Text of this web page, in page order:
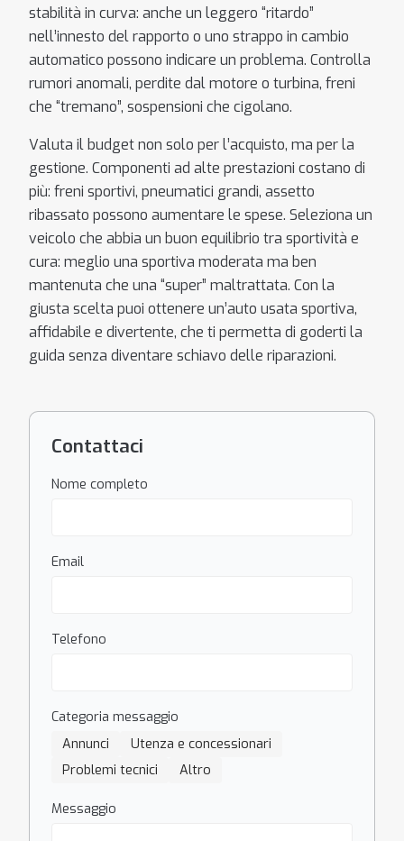
stabilità in curva: anche un leggero “ritardo”
nell’innesto del rapporto o uno strappo in cambio
automatico possono indicare un problema. Controlla
rumori anomali, perdite dal motore o turbina, freni
che “tremano”, sospensioni che cigolano.
Valuta il budget non solo per l’acquisto, ma per la
gestione. Componenti ad alte prestazioni costano di
più: freni sportivi, pneumatici grandi, assetto
ribassato possono aumentare le spese. Seleziona un
veicolo che abbia un buon equilibrio tra sportività e
cura: meglio una sportiva moderata ma ben
mantenuta che una “super” maltrattata. Con la
giusta scelta puoi ottenere un’auto usata sportiva,
affidabile e divertente, che ti permetta di goderti la
guida senza diventare schiavo delle riparazioni.
Contattaci
Nome completo
Email
Telefono
Categoria messaggio
Annunci
Utenza e concessionari
Problemi tecnici
Altro
Messaggio